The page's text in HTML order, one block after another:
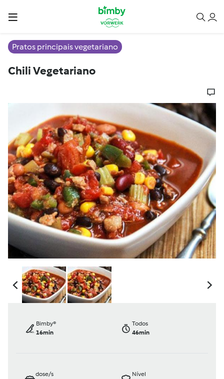
Pratos principais vegetariano
Chili Vegetariano
Bimby®
16min
Todos
46min
dose/s
Nível